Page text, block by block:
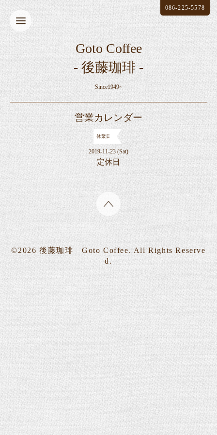
Goto Coffee
- 後藤珈琲 -
Since1949~
086-225-5578
営業カレンダー
休業日
2019-11-23 (Sat)
定休日
©2026 後藤珈琲 Goto Coffee. All Rights Reserve
d.